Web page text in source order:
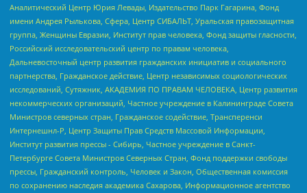
Аналитический Центр Юрия Левады, Издательство Парк Гагарина, Фонд
имени Андрея Рылькова, Сфера, Центр СИБАЛЬТ, Уральская правозащитная
группа, Женщины Евразии, Институт прав человека, Фонд защиты гласности,
Российский исследовательский центр по правам человека,
Дальневосточный центр развития гражданских инициатив и социального
партнерства, Гражданское действие, Центр независимых социологических
исследований, Сутяжник, АКАДЕМИЯ ПО ПРАВАМ ЧЕЛОВЕКА, Центр развития
некоммерческих организаций, Частное учреждение в Калининграде Совета
Министров северных стран, Гражданское содействие, Трансперенси
Интернешнл-Р, Центр Защиты Прав Средств Массовой Информации,
Институт развития прессы - Сибирь, Частное учреждение в Санкт-
Петербурге Совета Министров Северных Стран, Фонд поддержки свободы
прессы, Гражданский контроль, Человек и Закон, Общественная комиссия
по сохранению наследия академика Сахарова, Информационное агентство